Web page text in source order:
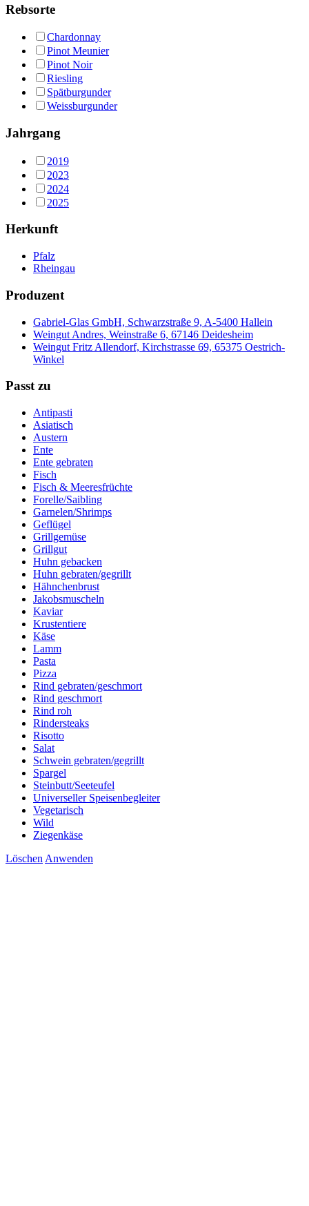
Rebsorte
Chardonnay
Pinot Meunier
Pinot Noir
Riesling
Spätburgunder
Weissburgunder
Jahrgang
2019
2023
2024
2025
Herkunft
Pfalz
Rheingau
Produzent
Gabriel-Glas GmbH, Schwarzstraße 9, A-5400 Hallein
Weingut Andres, Weinstraße 6, 67146 Deidesheim
Weingut Fritz Allendorf, Kirchstrasse 69, 65375 Oestrich-
Winkel
Passt zu
Antipasti
Asiatisch
Austern
Ente
Ente gebraten
Fisch
Fisch & Meeresfrüchte
Forelle/Saibling
Garnelen/Shrimps
Geflügel
Grillgemüse
Grillgut
Huhn gebacken
Huhn gebraten/gegrillt
Hähnchenbrust
Jakobsmuscheln
Kaviar
Krustentiere
Käse
Lamm
Pasta
Pizza
Rind gebraten/geschmort
Rind geschmort
Rind roh
Rindersteaks
Risotto
Salat
Schwein gebraten/gegrillt
Spargel
Steinbutt/Seeteufel
Universeller Speisenbegleiter
Vegetarisch
Wild
Ziegenkäse
Löschen Anwenden